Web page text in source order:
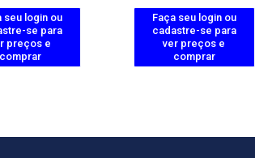
seu login ou
se para
preços e
comprar
Faça seu login ou
cadastre-se para
ver preços e
comprar